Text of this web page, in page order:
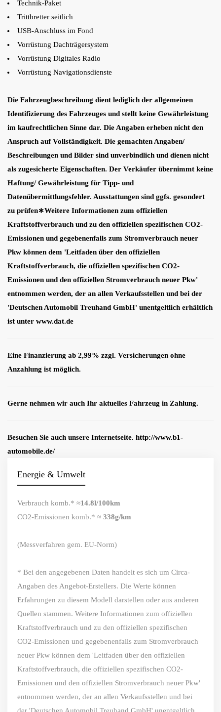
Technik-Paket
Trittbretter seitlich
USB-Anschluss im Fond
Vorrüstung Dachträgersystem
Vorrüstung Digitales Radio
Vorrüstung Navigationsdienste
Die Fahrzeugbeschreibung dient lediglich der allgemeinen
Identifizierung des Fahrzeuges und stellt keine Gewährleistung
im kaufrechtlichen Sinne dar. Die Angaben erheben nicht den
Anspruch auf Vollständigkeit. Die gemachten Angaben/
Beschreibungen und Bilder sind unverbindlich und dienen nicht
als zugesicherte Eigenschaften. Der Verkäufer übernimmt keine
Haftung/ Gewährleistung für Tipp- und
Datenübermittlungsfehler. Ausstattungen sind ggfs. gesondert
zu prüfen∗Weitere Informationen zum offiziellen
Kraftstoffverbrauch und zu den offiziellen spezifischen CO2-
Emissionen und gegebenenfalls zum Stromverbrauch neuer
Pkw können dem 'Leitfaden über den offiziellen
Kraftstoffverbrauch, die offiziellen spezifischen CO2-
Emissionen und den offiziellen Stromverbrauch neuer Pkw'
entnommen werden, der an allen Verkaufsstellen und bei der
'Deutschen Automobil Treuhand GmbH' unentgeltlich erhältlich
ist unter www.dat.de
Eine Finanzierung ab 2,99% zzgl. Versicherungen ohne
Anzahlung ist möglich.
Gerne nehmen wir auch Ihr aktuelles Fahrzeug in Zahlung.
Besuchen Sie auch unsere Internetseite. http://www.b1-
automobile.de/
Energie & Umwelt
Verbrauch komb.* ≈14.8l/100km
CO2-Emissionen komb.* ≈ 338g/km
(Messverfahren gem. EU-Norm)
* Bei den angegebenen Daten handelt es sich um Circa-
Angaben des Angebot-Erstellers. Die Werte können
Erfahrungen zu diesem Modell darstellen oder aus anderen
Quellen stammen. Weitere Informationen zum offiziellen
Kraftstoffverbrauch und zu den offiziellen spezifischen
CO2-Emissionen und gegebenenfalls zum Stromverbrauch
neuer Pkw können dem 'Leitfaden über den offiziellen
Kraftstoffverbrauch, die offiziellen spezifischen CO2-
Emissionen und den offiziellen Stromverbrauch neuer Pkw'
entnommen werden, der an allen Verkaufsstellen und bei
der 'Deutschen Automobil Treuhand GmbH' unentgeltlich